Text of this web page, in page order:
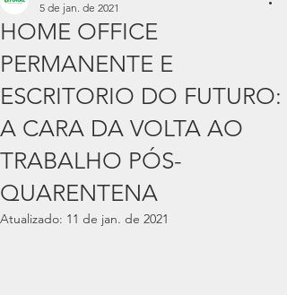
HOME OFFICE
PERMANENTE E
ESCRITORIO DO FUTURO:
A CARA DA VOLTA AO
TRABALHO PÓS-
QUARENTENA
5 de jan. de 2021
Atualizado: 11 de jan. de 2021